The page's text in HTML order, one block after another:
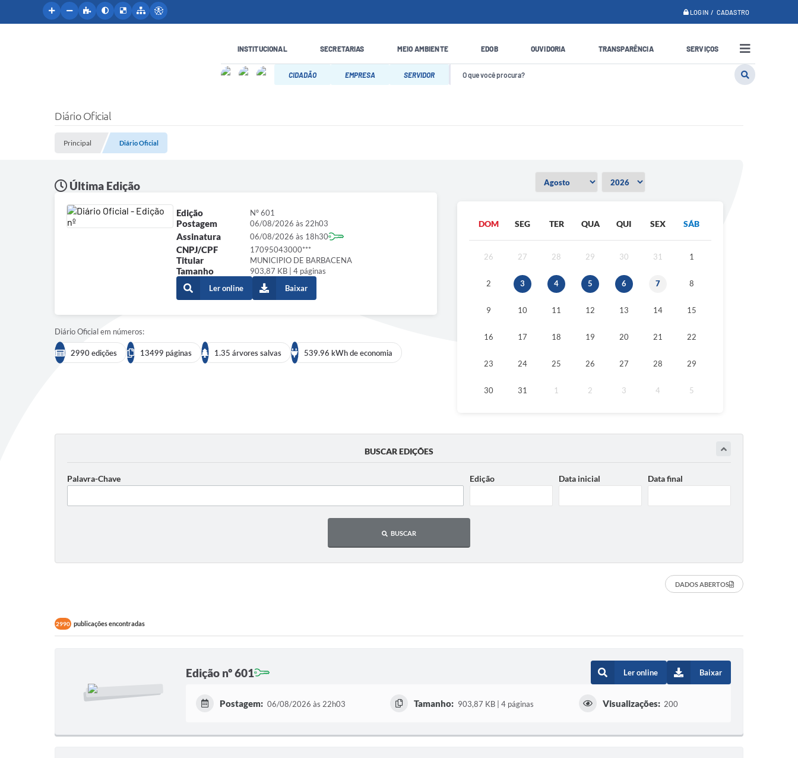
LOGIN / CADASTRO
INSTITUCIONAL SECRETARIAS MEIO AMBIENTE EDOB OUVIDORIA TRANSPARÊNCIA SERVIÇOS
CIDADÃO EMPRESA SERVIDOR
Diário Oficial
Principal Diário Oficial
Última Edição
Edição Nº 601
Postagem 06/08/2026 às 22h03
Assinatura 06/08/2026 às 18h30
CNPJ/CPF 17095043000***
Titular MUNICIPIO DE BARBACENA
Tamanho
903,87 KB | 4 páginas
Ler online
Baixar
DOM SEG TER QUA QUI SEX SÁB
26 27 28 29 30 31 1
2 3 4 5 6 7 8
9 10 11 12 13 14 15
16 17 18 19 20 21 22
23 24 25 26 27 28 29
30 31 1 2 3 4 5
Diário Oficial em números:
2990 edições 13499 páginas 1.35 árvores salvas 539.96 kWh de economia
BUSCAR EDIÇÕES
Palavra-Chave Edição Data inicial Data final
BUSCAR
DADOS ABERTOS
2990 publicações encontradas
Edição nº 601 Ler online Baixar
Postagem: 06/08/2026 às 22h03 Tamanho: 903,87 KB | 4 páginas Visualizações: 200